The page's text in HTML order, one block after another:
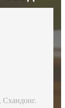
Схандонг.